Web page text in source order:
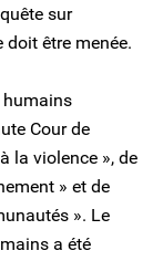
sur
doit être menée.
humains
Cour de
la violence », de
» et de
». Le
a été